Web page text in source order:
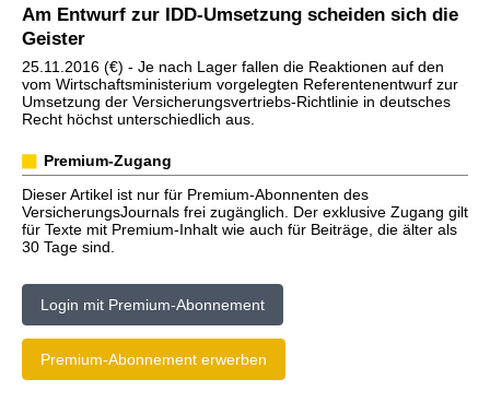
Am Entwurf zur IDD-Umsetzung scheiden sich die
Geister
25.11.2016 (€) - Je nach Lager fallen die Reaktionen auf den
vom Wirtschaftsministerium vorgelegten Referentenentwurf zur
Umsetzung der Versicherungsvertriebs-Richtlinie in deutsches
Recht höchst unterschiedlich aus.
Premium-Zugang
Dieser Artikel ist nur für Premium-Abonnenten des
VersicherungsJournals frei zugänglich. Der exklusive Zugang gilt
für Texte mit Premium-Inhalt wie auch für Beiträge, die älter als
30 Tage sind.
Login mit Premium-Abonnement
Premium-Abonnement erwerben